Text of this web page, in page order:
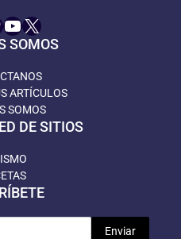
YouTube
X
SOMOS
ARTÍCULOS
SOMOS
DE SITIOS